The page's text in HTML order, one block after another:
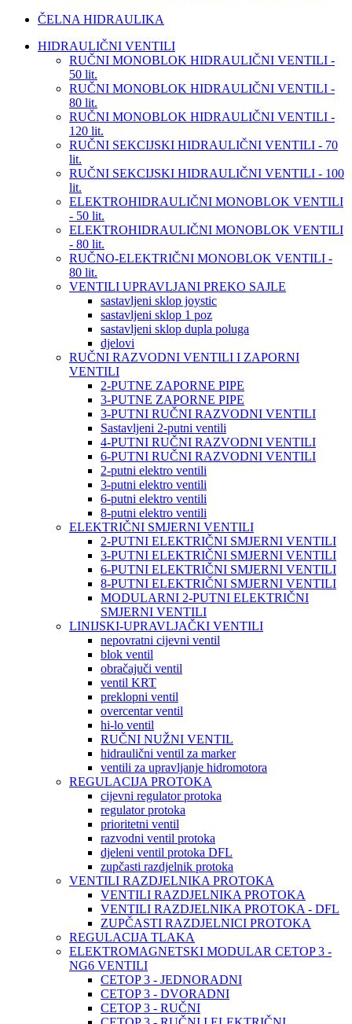
ČELNA HIDRAULIKA
HIDRAULIČNI VENTILI
RUČNI MONOBLOK HIDRAULIČNI VENTILI -
50 lit.
RUČNI MONOBLOK HIDRAULIČNI VENTILI -
80 lit.
RUČNI MONOBLOK HIDRAULIČNI VENTILI -
120 lit.
RUČNI SEKCIJSKI HIDRAULIČNI VENTILI - 70
lit.
RUČNI SEKCIJSKI HIDRAULIČNI VENTILI - 100
lit.
ELEKTROHIDRAULIČNI MONOBLOK VENTILI
- 50 lit.
ELEKTROHIDRAULIČNI MONOBLOK VENTILI
- 80 lit.
RUČNO-ELEKTRIČNI MONOBLOK VENTILI -
80 lit.
VENTILI UPRAVLJANI PREKO SAJLE
sastavljeni sklop joystic
sastavljeni sklop 1 poz
sastavljeni sklop dupla poluga
djelovi
RUČNI RAZVODNI VENTILI I ZAPORNI
VENTILI
2-PUTNE ZAPORNE PIPE
3-PUTNE ZAPORNE PIPE
3-PUTNI RUČNI RAZVODNI VENTILI
Sastavljeni 2-putni ventili
4-PUTNI RUČNI RAZVODNI VENTILI
6-PUTNI RUČNI RAZVODNI VENTILI
2-putni elektro ventili
3-putni elektro ventili
6-putni elektro ventili
8-putni elektro ventili
ELEKTRIČNI SMJERNI VENTILI
2-PUTNI ELEKTRIČNI SMJERNI VENTILI
3-PUTNI ELEKTRIČNI SMJERNI VENTILI
6-PUTNI ELEKTRIČNI SMJERNI VENTILI
8-PUTNI ELEKTRIČNI SMJERNI VENTILI
MODULARNI 2-PUTNI ELEKTRIČNI
SMJERNI VENTILI
LINIJSKI-UPRAVLJAČKI VENTILI
nepovratni cijevni ventil
blok ventil
obračajuči ventil
ventil KRT
preklopni ventil
overcentar ventil
hi-lo ventil
RUČNI NUŽNI VENTIL
hidraulični ventil za marker
ventili za upravljanje hidromotora
REGULACIJA PROTOKA
cijevni regulator protoka
regulator protoka
prioritetni ventil
razvodni ventil protoka
djeleni ventil protoka DFL
zupčasti razdjelnik protoka
VENTILI RAZDJELNIKA PROTOKA
VENTILI RAZDJELNIKA PROTOKA
VENTILI RAZDJELNIKA PROTOKA - DFL
ZUPČASTI RAZDJELNICI PROTOKA
REGULACIJA TLAKA
ELEKTROMAGNETSKI MODULAR CETOP 3 -
NG6 VENTILI
CETOP 3 - JEDNORADNI
CETOP 3 - DVORADNI
CETOP 3 - RUČNI